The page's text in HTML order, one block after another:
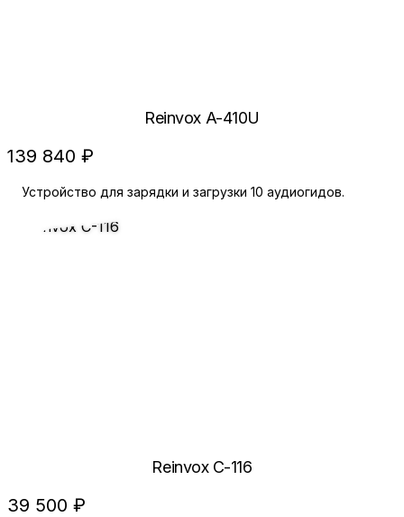
Reinvox A-410U
139 840 ₽
Устройство для зарядки и загрузки 10 аудиогидов.
Reinvox C-116
39 500 ₽